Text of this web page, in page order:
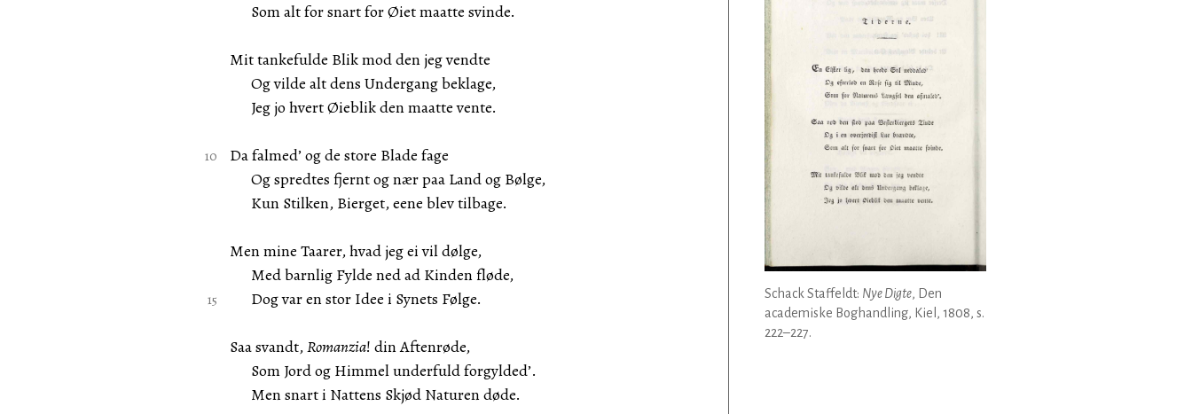
Som alt for snart for Øiet maatte svinde.
Mit tankefulde Blik mod den jeg vendte
Og vilde alt dens Undergang beklage,
Jeg jo hvert Øieblik den maatte vente.
Da falmed’ og de store Blade fage
Og spredtes fjernt og nær paa Land og Bølge,
Kun Stilken, Bierget, eene blev tilbage.
Men mine Taarer, hvad jeg ei vil dølge,
Med barnlig Fylde ned ad Kinden fløde,
Dog var en stor Idee i Synets Følge.
Saa svandt,Romanzia! din Aftenrøde,
Som Jord og Himmel underfuld forgylded’.
Men snart i Nattens Skjød Naturen døde.
Schack Staffeldt: Nye Digte, Den
academiske Boghandling, Kiel, 1808, s.
222–227.